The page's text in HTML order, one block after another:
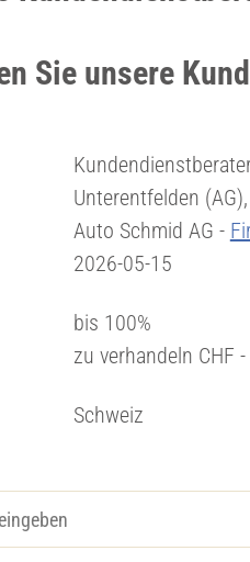
Sie unsere
Unterentfelden
Auto Schmid AG -
2026-05-15
bis 100%
zu verhandeln CHF
Schweiz